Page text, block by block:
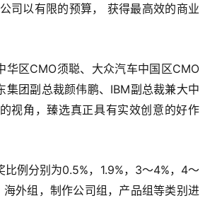
司以有限的预算， 获得最高效的商业
华区CMO须聪、大众汽车中国区CMO
团副总裁颜伟鹏、IBM副总裁兼大中
视角，臻选真正具有实效创意的好作
例分别为0.5%，1.9%，3～4%，4～
外组，制作公司组，产品组等类别进